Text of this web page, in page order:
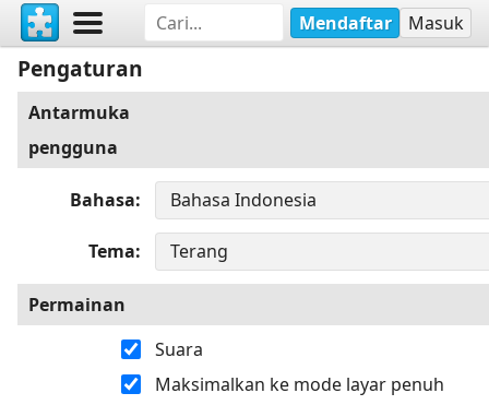
Mendaftar Masuk
Pengaturan
Antarmuka
pengguna
Bahasa
Tema
Permainan
Suara
Maksimalkan ke mode layar penuh